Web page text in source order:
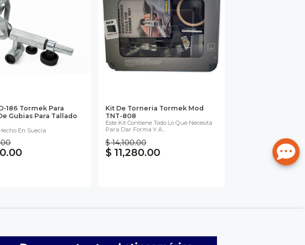
186 Tormek Para
Gubias Para Tallado
En Suecia
Kit De Torneria Tormek Mod
TNT-808
Este Kit Contiene Todo Lo Que Necesita
Para Dar Forma Y A...
$ 14,100.00
$ 11,280.00